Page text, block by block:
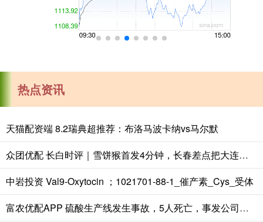
热点资讯
天猫配资端 8.2瑞典超推荐：布洛马波卡纳vs马尔默
众团优配 长白时评｜雪饼猴首发4分钟，长春差点把大连掀了-中国吉林网
中岩投资 Val9-Oxytocin ；1021701-88-1_催产素_Cys_受体
富农优配APP 硫酸生产线发生事故，5人死亡，事发公司已停业整顿